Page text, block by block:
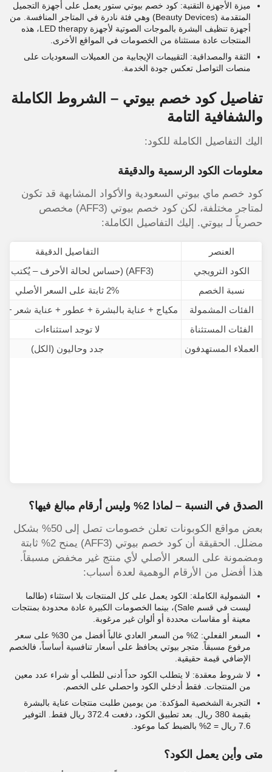
ميزة الأجهزة التقنية: كود خصم بيوتي ستور يعمل على أجهزة التجميل
المتقدمة (Beauty Devices) وهي فئة نادرة في المتاجر المنافسة. من
أجهزة تنظيف البشرة بالموجات الصوتية لأجهزة LED therapy، هذه
المنتجات عادة مستثناة من الخصومات في المواقع الأخرى.
الثقة والمصداقية: التقييمات الإيجابية من العميلات السعوديات على
منصات التواصل تعكس جودة الخدمة.
تفاصيل كود خصم بيوتي – الشروط الكاملة
والشفافية التامة
اليك التفاصيل الكاملة للكود:
معلومات الكود الرسمية والدقيقة
كود خصم ماي بيوتي السعودية والأكواد المشابهة قد تكون
لمتاجر مختلفة، لكن كود خصم بيوتي (AFF3) مخصص
حصرياً لـ بيوتي. إليك التفاصيل الكاملة:
العنصر
التفاصيل الدقيقة
الكود الترويجي
(AFF3) (حساس لحالة الأحرف – يُكتب كما هو)
نسبة الخصم
2% ثابتة على السعر الأصلي
الفئات المشمولة
مكياج + عناية بالبشرة + عطور + عناية شعر +
الفئات المستثناة
لا توجد استثناءات
العملاء المستهدفون
جدد وحاليون (الكل)
الصدق في النسبة – لماذا 2% وليس أرقام مبالغ فيها؟
بعض مواقع الكوبونات تعلن خصومات تصل إلى 50% بشكل
مضلل. الحقيقة أن كود خصم بيوتي (AFF3) يمنح 2% ثابتة
ومضمونة على السعر الأصلي لأي منتج غير مخفض مسبقاً.
هذا أفضل من الأرقام الوهمية لعدة أسباب:
الشمولية الكاملة: الكود يعمل على كل المنتجات بلا استثناء (طالما
ليست في قسم Sale)، بينما الخصومات الكبيرة عادة محدودة بمنتجات
معينة أو مقاسات محددة أو ألوان غير مرغوبة.
السعر الفعلي: 2% من السعر العادي غالباً أفضل من 30% على سعر
مرفوع مسبقاً. متجر بيوتي يحافظ على أسعار تنافسية أساساً، فالخصم
الإضافي قيمة حقيقية.
لا شروط معقدة: لا يتطلب الكود حداً أدنى للطلب أو شراء عدد معين
من المنتجات. فقط أدخلي الكود واحصلي على الخصم.
التجربة الشخصية المؤكدة: من يومين طلبت منتجات عناية بالبشرة
بقيمة 380 ريال. بعد تطبيق الكود، دفعت 372.4 ريال فقط. التوفير
7.6 ريال = 2% بالضبط كما موعود.
متى وأين يعمل الكود؟